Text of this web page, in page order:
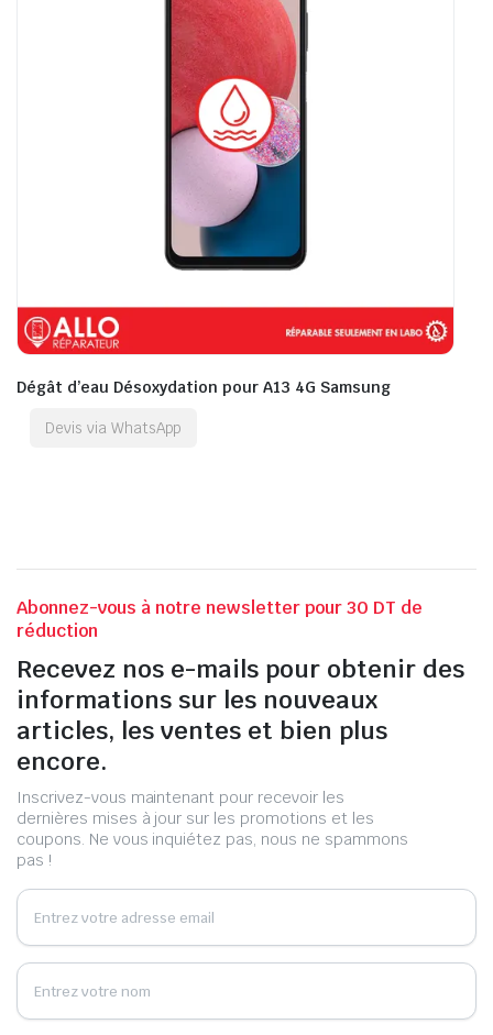
Dégât d’eau Désoxydation pour A13 4G Samsung
Devis via WhatsApp
Abonnez-vous à notre newsletter pour 30 DT de
réduction
Recevez nos e-mails pour obtenir des
informations sur les nouveaux
articles, les ventes et bien plus
encore.
Inscrivez-vous maintenant pour recevoir les
dernières mises à jour sur les promotions et les
coupons. Ne vous inquiétez pas, nous ne spammons
pas !